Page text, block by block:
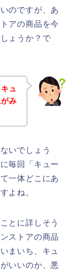
のですが、あ
アの商品を今
ょうか？で
ュ
み
いでしょう
毎回「キュー
一体どこにあ
よね。
とに詳しそう
ストアの商品
まいち、キュ
いいのか、悪